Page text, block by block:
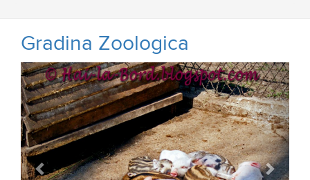
Gradina Zoologica
Anterior